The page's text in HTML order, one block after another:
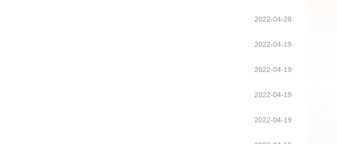
2022-04-28
2022-04-19
2022-04-19
2022-04-19
2022-04-19